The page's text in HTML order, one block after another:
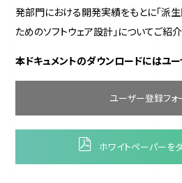
発部門における開発実績をもとに「派
ためのソフトウェア設計」についてご紹介
本ドキュメントのダウンロードにはユ
ユーザー登録フォ
ホワイトペーパーを